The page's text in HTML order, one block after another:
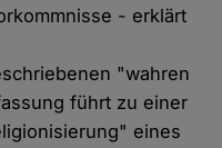
- erklärt
"wahren
führt zu einer
eines